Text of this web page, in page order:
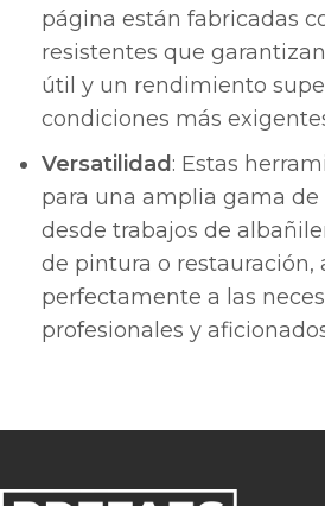
página están fabricadas
resistentes que
útil y un rendimiento
condiciones más
Versatilidad : Estas
para una amplia gama de
desde trabajos de
de pintura o restauración,
perfectamente a las
profesionales y